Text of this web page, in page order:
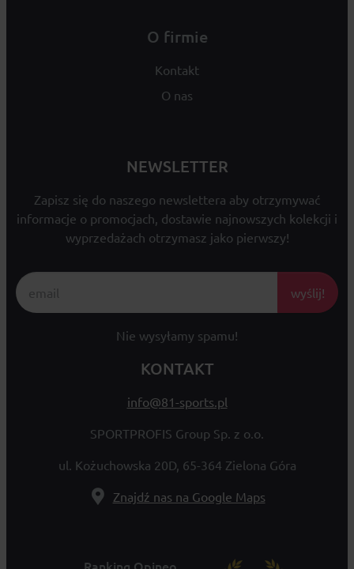
O firmie
Kontakt
O nas
NEWSLETTER
Zapisz się do naszego newslettera aby otrzymywać
informacje o promocjach, dostawie najnowszych kolekcji i
wyprzedażach otrzymasz jako pierwszy!
wyślij!
Nie wysyłamy spamu!
KONTAKT
info@81-sports.pl
SPORTPROFIS Group Sp. z o.o.
ul. Kożuchowska 20D, 65-364 Zielona Góra
Znajdź nas na Google Maps